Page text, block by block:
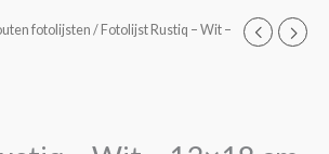
fotolijsten/ Fotolijst Rustiq – Wit –